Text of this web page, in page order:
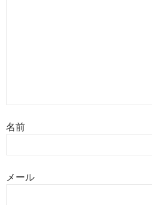
名前
メール